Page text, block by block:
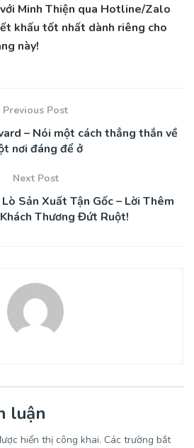
Minh Thiện qua Hotline/Zalo
khấu tốt nhất dành riêng cho
này!
Previous Post
– Nói một cách thẳng thắn về
nơi đáng để ở
Next Post
Sản Xuất Tận Gốc – Lời Thêm
Thương Đứt Ruột!
luận
hiển thị công khai. Các trường bắt